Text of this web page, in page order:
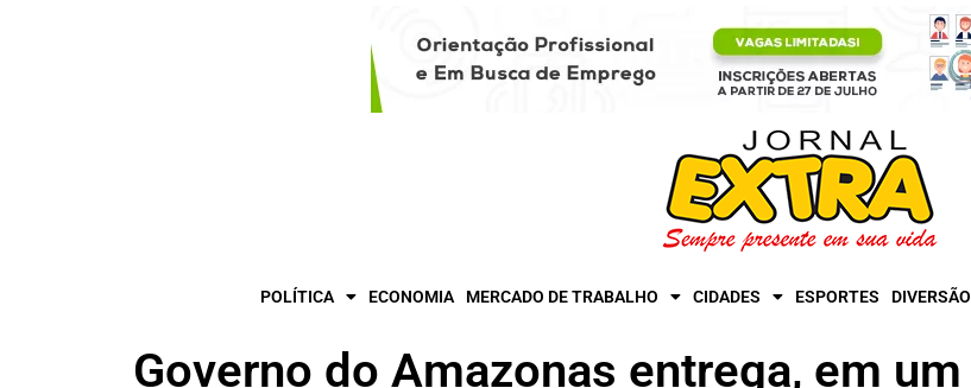
POLÍTICA ECONOMIA MERCADO DE TRABALHO CIDADES ESPORTES DIVERSÃO
Governo do Amazonas entrega, em um